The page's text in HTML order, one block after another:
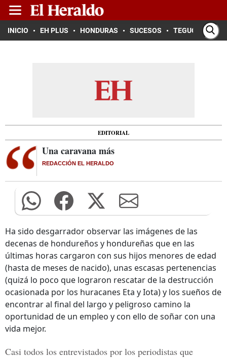
INICIO EH PLUS HONDURAS SUCESOS TEGUCIGALPA
EDITORIAL
Una caravana más
REDACCIÓN EL HERALDO
Ha sido desgarrador observar las imágenes de las
decenas de hondureños y hondureñas que en las
últimas horas cargaron con sus hijos menores de edad
(hasta de meses de nacido), unas escasas pertenencias
(quizá lo poco que lograron rescatar de la destrucción
ocasionada por los huracanes Eta y Iota) y los sueños de
encontrar al final del largo y peligroso camino la
oportunidad de un empleo y con ello de soñar con una
vida mejor.
Casi todos los entrevistados por los periodistas que